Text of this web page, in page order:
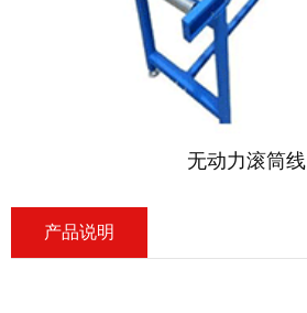
无动力滚筒线
产品说明